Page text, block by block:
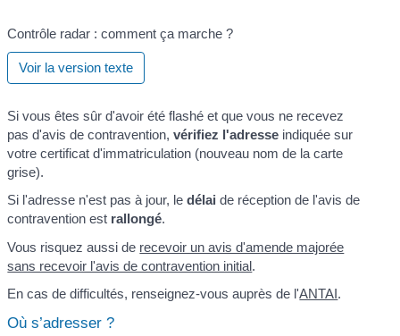
Contrôle radar : comment ça marche ?
Voir la version texte
Si vous êtes sûr d'avoir été flashé et que vous ne recevez
pas d'avis de contravention,vérifiez l'adresse indiquée sur
votre certificat d'immatriculation (nouveau nom de la carte
grise).
Si l'adresse n'est pas à jour, ledélai de réception de l'avis de
contravention est rallongé.
Vous risquez aussi de recevoir un avis d'amende majorée
sans recevoir l'avis de contravention initial.
En cas de difficultés, renseignez-vous auprès de l'ANTAI.
Où s’adresser ?